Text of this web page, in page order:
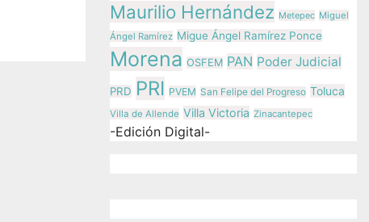
Maurilio Hernández Metepec Miguel
Ángel Ramírez Migue Ángel Ramírez Ponce
Morena OSFEM PAN Poder Judicial
PRD PRI PVEM San Felipe del Progreso Toluca
Villa de Allende Villa Victoria Zinacantepec
-Edición Digital-